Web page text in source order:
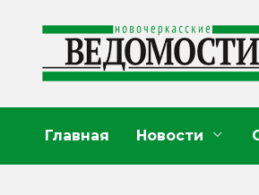
содержанию
Главная Новости